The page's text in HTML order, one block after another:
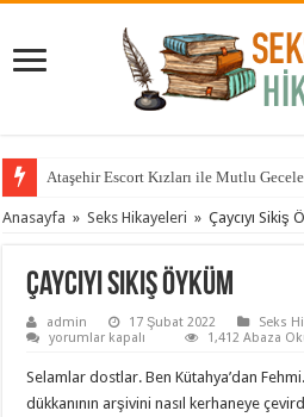
Ataşehir Escort Kızları ile Mutlu
Anasayfa » Seks Hikayeleri » Çaycıyı Sikiş
Çaycıyı Sikiş Öyküm
admin 17 Şubat 2022
Seks
Çaycıyı
Öyküm
için
yorumlar kapalı 1,412 Abaza
Selamlar dostlar. Ben Kütahya’dan Fehmi.
dükkanının arşivini nasıl kerhaneye